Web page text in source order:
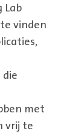
Lab
vinden
met
vrij te